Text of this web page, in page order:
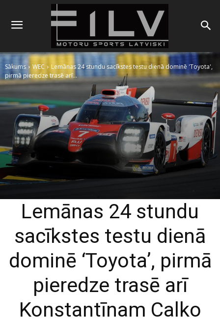
Sākums WEC
Lemānas 24 stundu sacīkstes testu dienā dominē 'Toyota',
pirmā pieredze trasē arī...
Lemānas 24 stundu
sacīkstes testu dienā
dominē ‘Toyota’, pirmā
pieredze trasē arī
Konstantīnam Calko